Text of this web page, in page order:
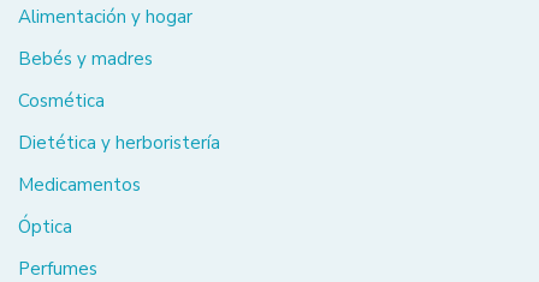
Alimentación y hogar
Bebés y madres
Cosmética
Dietética y herboristería
Medicamentos
Óptica
Perfumes